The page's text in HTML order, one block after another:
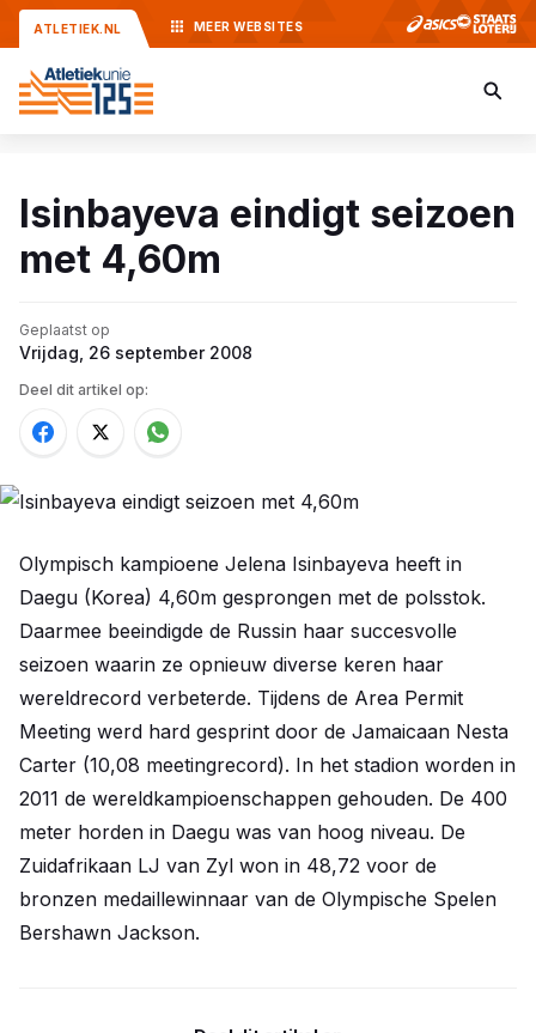
ATLETIEK.NL MEER WEBSITES
Isinbayeva eindigt seizoen
met 4,60m
Geplaatst op
Vrijdag, 26 september 2008
Deel dit artikel op:
Olympisch kampioene Jelena Isinbayeva heeft in
Daegu (Korea) 4,60m gesprongen met de polsstok.
Daarmee beeindigde de Russin haar succesvolle
seizoen waarin ze opnieuw diverse keren haar
wereldrecord verbeterde. Tijdens de Area Permit
Meeting werd hard gesprint door de Jamaicaan Nesta
Carter (10,08 meetingrecord). In het stadion worden in
2011 de wereldkampioenschappen gehouden. De 400
meter horden in Daegu was van hoog niveau. De
Zuidafrikaan LJ van Zyl won in 48,72 voor de
bronzen medaillewinnaar van de Olympische Spelen
Bershawn Jackson.